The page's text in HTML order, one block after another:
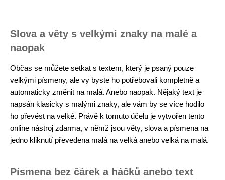
Slova a věty s velkými znaky na malé a
naopak
Občas se můžete setkat s textem, který je psaný pouze
velkými písmeny, ale vy byste ho potřebovali kompletně a
automaticky změnit na malá. Anebo naopak. Nějaký text je
napsán klasicky s malými znaky, ale vám by se více hodilo
ho převést na velké. Právě k tomuto účelu je vytvořen tento
online nástroj zdarma, v němž jsou věty, slova a písmena na
jedno kliknutí převedena malá na velká anebo velká na malá.
Písmena bez čárek a háčků anebo text